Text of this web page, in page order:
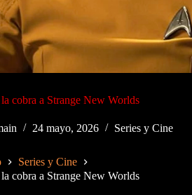
cobra a Strange New Worlds
24 mayo, 2026 Series y Cine
Series y Cine
cobra a Strange New Worlds